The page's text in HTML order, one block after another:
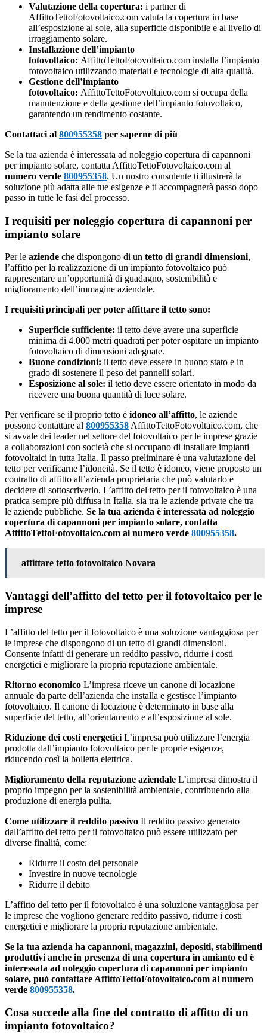
Valutazione della copertura: i partner di
AffittoTettoFotovoltaico.com valuta la copertura in base
all’esposizione al sole, alla superficie disponibile e al livello di
irraggiamento solare.
Installazione dell’impianto
fotovoltaico: AffittoTettoFotovoltaico.com installa l’impianto
fotovoltaico utilizzando materiali e tecnologie di alta qualità.
Gestione dell’impianto
fotovoltaico: AffittoTettoFotovoltaico.com si occupa della
manutenzione e della gestione dell’impianto fotovoltaico,
garantendo un rendimento costante.
Contattaci al 800955358 per saperne di più
Se la tua azienda è interessata ad noleggio copertura di capannoni
per impianto solare, contatta AffittoTettoFotovoltaico.com al
numero verde 800955358. Un nostro consulente ti illustrerà la
soluzione più adatta alle tue esigenze e ti accompagnerà passo dopo
passo in tutte le fasi del processo.
I requisiti per noleggio copertura di capannoni per
impianto solare
Per le aziende che dispongono di un tetto di grandi dimensioni,
l’affitto per la realizzazione di un impianto fotovoltaico può
rappresentare un’opportunità di guadagno, sostenibilità e
miglioramento dell’immagine aziendale.
I requisiti principali per poter affittare il tetto sono:
Superficie sufficiente: il tetto deve avere una superficie
minima di 4.000 metri quadrati per poter ospitare un impianto
fotovoltaico di dimensioni adeguate.
Buone condizioni: il tetto deve essere in buono stato e in
grado di sostenere il peso dei pannelli solari.
Esposizione al sole: il tetto deve essere orientato in modo da
ricevere una buona quantità di luce solare.
Per verificare se il proprio tetto è idoneo all’affitto, le aziende
possono contattare al 800955358 AffittoTettoFotovoltaico.com, che
si avvale dei leader nel settore del fotovoltaico per le imprese grazie
a collaborazioni con società che si occupano di installare impianti
fotovoltaici in tutta Italia. Il passo preliminare è una valutazione del
tetto per verificarne l’idoneità. Se il tetto è idoneo, viene proposto un
contratto di affitto all’azienda proprietaria che può valutarlo e
decidere di sottoscriverlo. L’affitto del tetto per il fotovoltaico è una
pratica sempre più diffusa in Italia, sia tra le aziende private che tra
le aziende pubbliche. Se la tua azienda è interessata ad noleggio
copertura di capannoni per impianto solare, contatta
AffittoTettoFotovoltaico.com al numero verde 800955358.
affittare tetto fotovoltaico Novara
Vantaggi dell’affitto del tetto per il fotovoltaico per le
imprese
L’affitto del tetto per il fotovoltaico è una soluzione vantaggiosa per
le imprese che dispongono di un tetto di grandi dimensioni.
Consente infatti di generare un reddito passivo, ridurre i costi
energetici e migliorare la propria reputazione ambientale.
Ritorno economico L’impresa riceve un canone di locazione
annuale da parte dell’azienda che installa e gestisce l’impianto
fotovoltaico. Il canone di locazione è determinato in base alla
superficie del tetto, all’orientamento e all’esposizione al sole.
Riduzione dei costi energetici L’impresa può utilizzare l’energia
prodotta dall’impianto fotovoltaico per le proprie esigenze,
riducendo così la bolletta elettrica.
Miglioramento della reputazione aziendale L’impresa dimostra il
proprio impegno per la sostenibilità ambientale, contribuendo alla
produzione di energia pulita.
Come utilizzare il reddito passivo Il reddito passivo generato
dall’affitto del tetto per il fotovoltaico può essere utilizzato per
diverse finalità, come:
Ridurre il costo del personale
Investire in nuove tecnologie
Ridurre il debito
L’affitto del tetto per il fotovoltaico è una soluzione vantaggiosa per
le imprese che vogliono generare reddito passivo, ridurre i costi
energetici e migliorare la propria reputazione ambientale.
Se la tua azienda ha capannoni, magazzini, depositi, stabilimenti
produttivi anche in presenza di una copertura in amianto ed è
interessata ad noleggio copertura di capannoni per impianto
solare, può contattare AffittoTettoFotovoltaico.com al numero
verde 800955358.
Cosa succede alla fine del contratto di affitto di un
impianto fotovoltaico?